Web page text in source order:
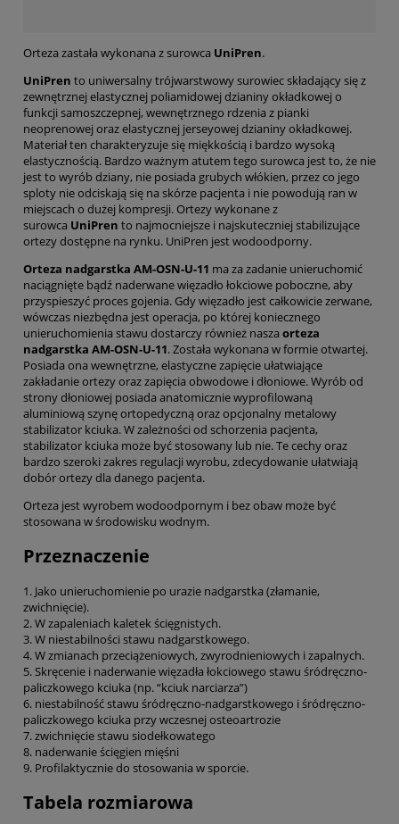
Orteza zastała wykonana z surowca UniPren.
UniPren to uniwersalny trójwarstwowy surowiec składający się z
zewnętrznej elastycznej poliamidowej dzianiny okładkowej o
funkcji samoszczepnej, wewnętrznego rdzenia z pianki
neoprenowej oraz elastycznej jerseyowej dzianiny okładkowej.
Materiał ten charakteryzuje się miękkością i bardzo wysoką
elastycznością. Bardzo ważnym atutem tego surowca jest to, że nie
jest to wyrób dziany, nie posiada grubych włókien, przez co jego
sploty nie odciskają się na skórze pacjenta i nie powodują ran w
miejscach o dużej kompresji. Ortezy wykonane z
surowca UniPren to najmocniejsze i najskuteczniej stabilizujące
ortezy dostępne na rynku. UniPren jest wodoodporny.
Orteza nadgarstka AM-OSN-U-11 ma za zadanie unieruchomić
naciągnięte bądź naderwane więzadło łokciowe poboczne, aby
przyspieszyć proces gojenia. Gdy więzadło jest całkowicie zerwane,
wówczas niezbędna jest operacja, po której koniecznego
unieruchomienia stawu dostarczy również nasza orteza
nadgarstka AM-OSN-U-11. Została wykonana w formie otwartej.
Posiada ona wewnętrzne, elastyczne zapięcie ułatwiające
zakładanie ortezy oraz zapięcia obwodowe i dłoniowe. Wyrób od
strony dłoniowej posiada anatomicznie wyprofilowaną
aluminiową szynę ortopedyczną oraz opcjonalny metalowy
stabilizator kciuka. W zależności od schorzenia pacjenta,
stabilizator kciuka może być stosowany lub nie. Te cechy oraz
bardzo szeroki zakres regulacji wyrobu, zdecydowanie ułatwiają
dobór ortezy dla danego pacjenta.
Orteza jest wyrobem wodoodpornym i bez obaw może być
stosowana w środowisku wodnym.
Przeznaczenie
1. Jako unieruchomienie po urazie nadgarstka (złamanie,
zwichnięcie).
2. W zapaleniach kaletek ścięgnistych.
3. W niestabilności stawu nadgarstkowego.
4. W zmianach przeciążeniowych, zwyrodnieniowych i zapalnych.
5. Skręcenie i naderwanie więzadła łokciowego stawu śródręczno-
paliczkowego kciuka (np. “kciuk narciarza”)
6. niestabilność stawu śródręczno-nadgarstkowego i śródręczno-
paliczkowego kciuka przy wczesnej osteoartrozie
7. zwichnięcie stawu siodełkowatego
8. naderwanie ścięgien mięśni
9. Profilaktycznie do stosowania w sporcie.
Tabela rozmiarowa